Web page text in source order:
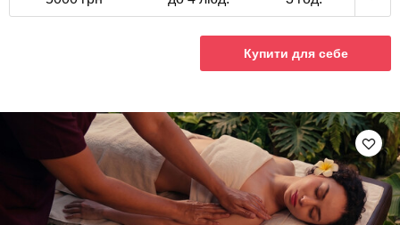
Купити для себе